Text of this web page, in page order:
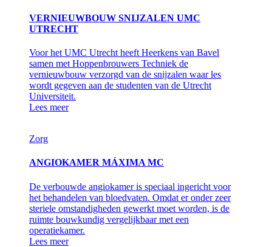
VERNIEUWBOUW SNIJZALEN UMC
UTRECHT
Voor het UMC Utrecht heeft Heerkens van Bavel
samen met Hoppenbrouwers Techniek de
vernieuwbouw verzorgd van de snijzalen waar les
wordt gegeven aan de studenten van de Utrecht
Universiteit.
Lees meer
Zorg
ANGIOKAMER MÁXIMA MC
De verbouwde angiokamer is speciaal ingericht voor
het behandelen van bloedvaten. Omdat er onder zeer
steriele omstandigheden gewerkt moet worden, is de
ruimte bouwkundig vergelijkbaar met een
operatiekamer.
Lees meer